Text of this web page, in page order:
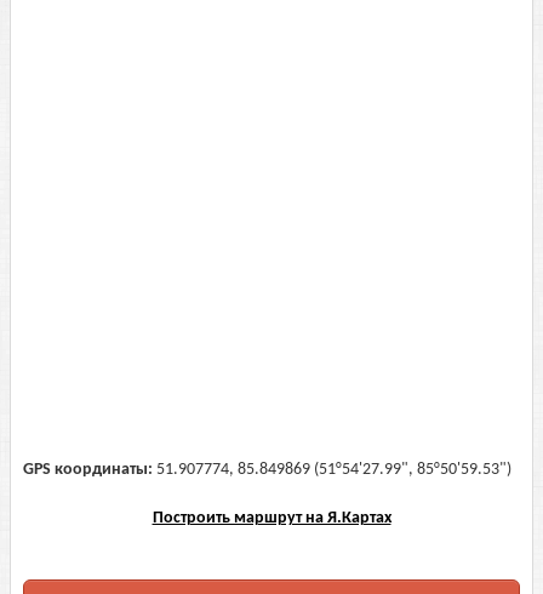
GPS координаты: 51.907774, 85.849869 (51°54'27.99", 85°50'59.53")
Построить маршрут на Я.Картах